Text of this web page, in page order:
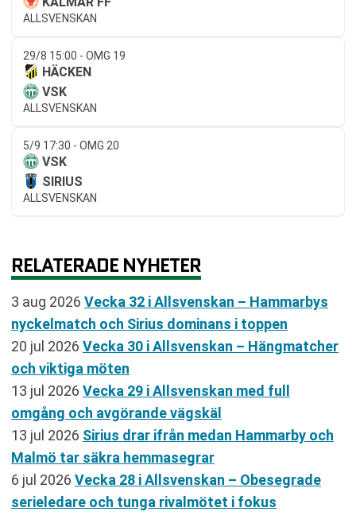
ALLSVENSKAN
29/8 15:00 - OMG 19
HÄCKEN
VSK
ALLSVENSKAN
5/9 17:30 - OMG 20
VSK
SIRIUS
ALLSVENSKAN
RELATERADE NYHETER
3 aug 2026 Vecka 32 i Allsvenskan – Hammarbys
nyckelmatch och Sirius dominans i toppen
20 jul 2026 Vecka 30 i Allsvenskan – Hängmatcher
och viktiga möten
13 jul 2026 Vecka 29 i Allsvenskan med full
omgång och avgörande vägskäl
13 jul 2026 Sirius drar ifrån medan Hammarby och
Malmö tar säkra hemmasegrar
6 jul 2026 Vecka 28 i Allsvenskan – Obesegrade
serieledare och tunga rivalmötet i fokus